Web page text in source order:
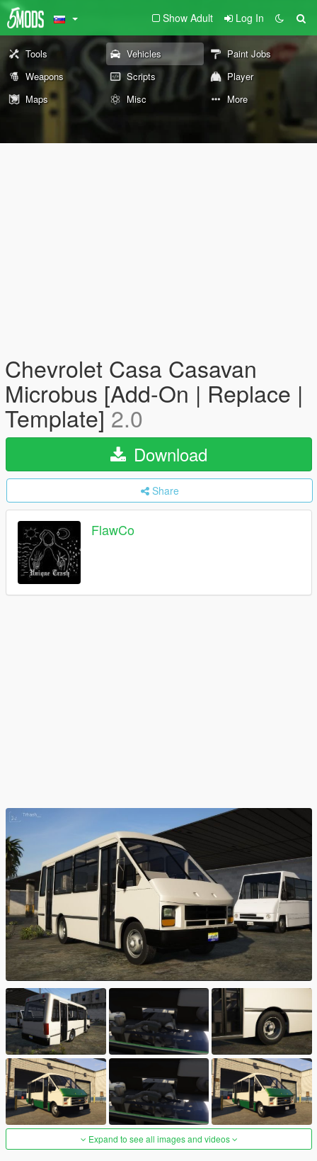
Show Adult Log In
Tools Vehicles
Paint Jobs
Weapons
Scripts
Player
Maps
Misc More
Chevrolet Casa Casavan
Microbus [Add-On | Replace |
Template]2.0
Download
Share
FlawCo
Expand to see all images and videos